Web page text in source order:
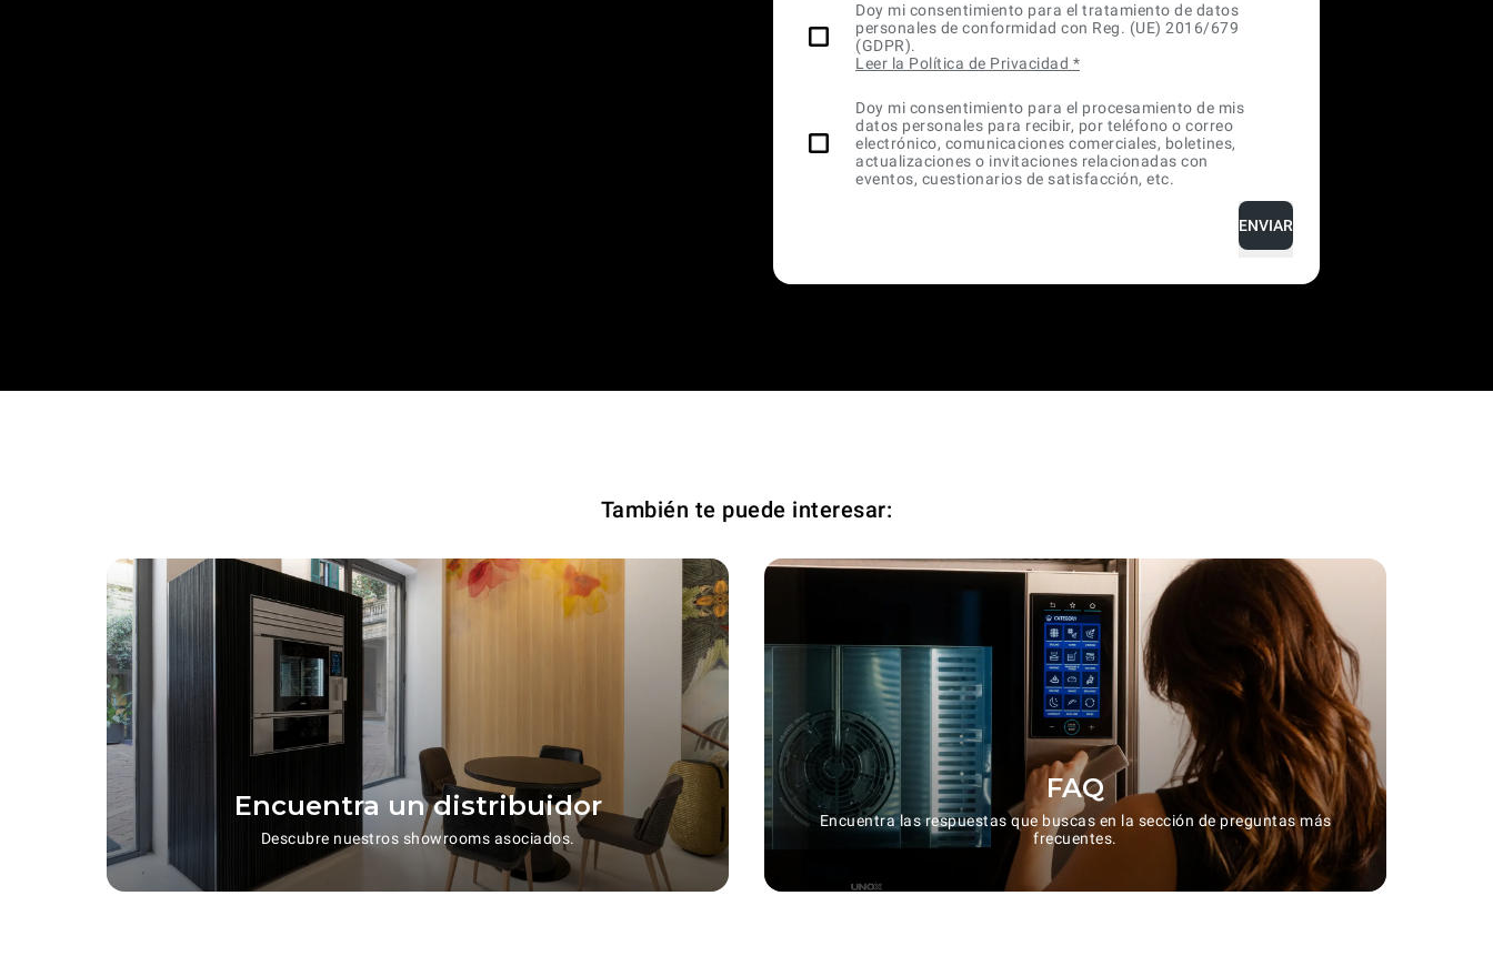
Doy mi consentimiento para el tratamiento de datos
personales de conformidad con Reg. (UE) 2016/679
(GDPR).
Leer la Política de Privacidad *
Doy mi consentimiento para el procesamiento de mis
datos personales para recibir, por teléfono o correo
electrónico, comunicaciones comerciales, boletines,
actualizaciones o invitaciones relacionadas con
eventos, cuestionarios de satisfacción, etc.
ENVIAR
También te puede interesar:
Encuentra un distribuidor
Descubre nuestros showrooms asociados.
FAQ
Encuentra las respuestas que buscas en la sección de preguntas más
frecuentes.